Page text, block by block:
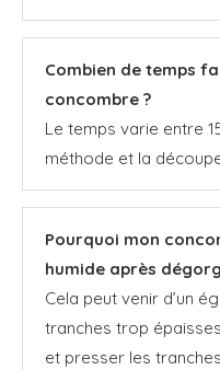
Combien de temps
concombre ?
Le temps varie entre
méthode et la
Pourquoi mon
humide après
Cela peut venir d’un
tranches trop
et presser les